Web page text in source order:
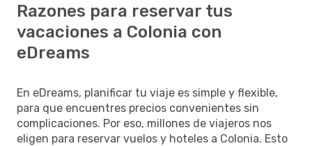
Razones para reservar tus
vacaciones a Colonia con
eDreams
En eDreams, planificar tu viaje es simple y flexible,
para que encuentres precios convenientes sin
complicaciones. Por eso, millones de viajeros nos
eligen para reservar vuelos y hoteles a Colonia. Esto